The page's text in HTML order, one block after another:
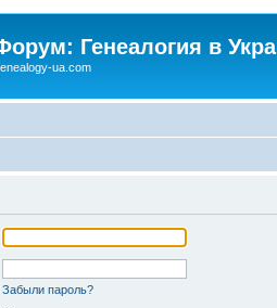
Генеалогия в
ua.com
Забыли пароль?